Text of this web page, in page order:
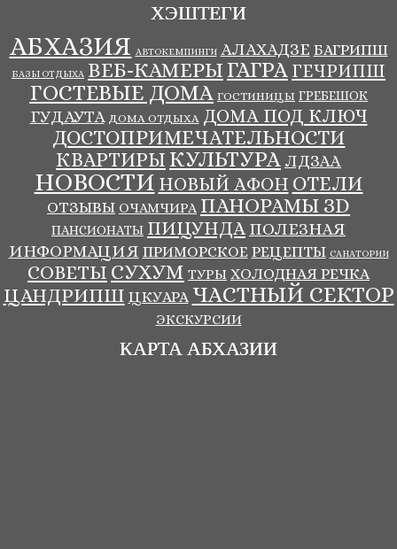
ХЭШТЕГИ
АБХАЗИЯ АВТОКЕМПИНГИ АЛАХАДЗЕ БАГРИПШ
БАЗЫ ОТДЫХА ВЕБ-КАМЕРЫ ГАГРА ГЕЧРИПШ
ГОСТЕВЫЕ ДОМА ГОСТИНИЦЫ ГРЕБЕШОК
ГУДАУТА ДОМА ОТДЫХА ДОМА ПОД КЛЮЧ
ДОСТОПРИМЕЧАТЕЛЬНОСТИ
КВАРТИРЫ КУЛЬТУРА ЛДЗАА
НОВОСТИ НОВЫЙ АФОН ОТЕЛИ
ОТЗЫВЫ ОЧАМЧИРА ПАНОРАМЫ ЗD
ПАНСИОНАТЫ ПИЦУНДА ПОЛЕЗНАЯ
ИНФОРМАЦИЯ ПРИМОРСКОЕ РЕЦЕПТЫ САНАТОРИИ
СОВЕТЫ СУХУМ ТУРЫ ХОЛОДНАЯ РЕЧКА
ЦАНДРИПШ ЦКУАРА ЧАСТНЫЙ СЕКТОР
ЭКСКУРСИИ
КАРТА АБХАЗИИ